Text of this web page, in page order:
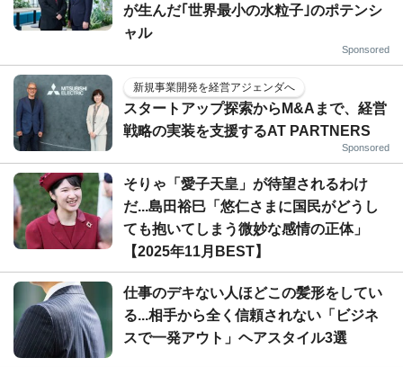
が生んだ｢世界最小の水粒子｣のポテンシ
ャル
Sponsored
新規事業開発を経営アジェンダへ
スタートアップ探索からM&Aまで、経営
戦略の実装を支援するAT PARTNERS
Sponsored
そりゃ「愛子天皇」が待望されるわけ
だ...島田裕巳「悠仁さまに国民がどうし
ても抱いてしまう微妙な感情の正体」
【2025年11月BEST】
仕事のデキない人ほどこの髪形をしてい
る...相手から全く信頼されない「ビジネ
スで一発アウト」ヘアスタイル3選